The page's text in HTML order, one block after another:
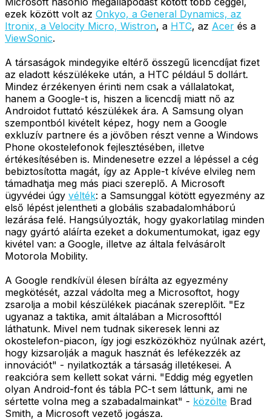
ezek között volt az Onkyo, a General Dynamics, az
Itronix, a Velocity Micro, Wistron, a HTC, az Acer és a
ViewSonic.
A társaságok mindegyike eltérő összegű licencdíjat fizet
az eladott készülékeke után, a HTC például 5 dollárt.
Mindez érzékenyen érinti nem csak a vállalatokat,
hanem a Google-t is, hiszen a licencdíj miatt nő az
Androidot futtató készülékek ára. A Samsung olyan
szempontból kivételt képez, hogy nem a Google
exkluzív partnere és a jövőben részt venne a Windows
Phone okostelefonok fejlesztésében, illetve
értékesítésében is. Mindenesetre ezzel a lépéssel a cég
bebiztosította magát, így az Apple-t kívéve elvileg nem
támadhatja meg más piaci szereplő. A Microsoft
ügyvédei úgy vélték: a Samsunggal kötött egyezmény az
első lépést jelentheti a globális szabadalomháború
lezárása felé. Hangsúlyozták, hogy gyakorlatilag minden
nagy gyártó aláírta ezeket a dokumentumokat, igaz egy
kivétel van: a Google, illetve az általa felvásárolt
Motorola Mobility.
A Google rendkívül élesen bírálta az egyezmény
megkötését, azzal vádolta meg a Microsoftot, hogy
zsarolja a mobil készülékek piacának szereplőit. "Ez
ugyanaz a taktika, amit általában a Microsofttól
láthatunk. Mivel nem tudnak sikeresek lenni az
okostelefon-piacon, így jogi eszközökhöz nyúlnak azért,
hogy kizsarolják a maguk hasznát és lefékezzék az
innovációt" - nyilatkozták a társaság illetékesei. A
reakcióra sem kellett sokat várni. "Eddig még egyetlen
olyan Android-font és tábla PC-t sem láttunk, ami ne
sértette volna meg a szabadalmainkat" - közölte Brad
Smith, a Microsoft vezető jogásza.